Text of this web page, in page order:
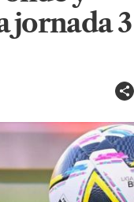
jornada 3